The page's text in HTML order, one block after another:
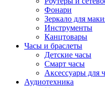
Фонари
Зеркало для
Инструменты
Канцтовары
Часы и браслеты
Детские часы
Смарт часы
Аксессуары для
Аудиотехника